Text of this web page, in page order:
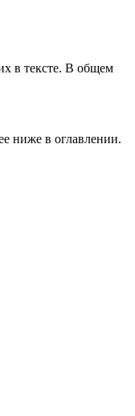
в тексте. В общем
ниже в оглавлении.